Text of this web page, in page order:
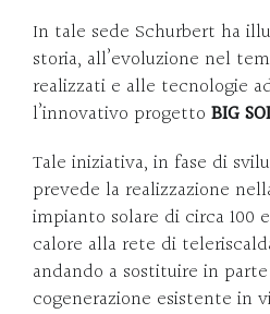
In tale sede Schurbert ha
storia, all’evoluzione nel
realizzati e alle tecnologie
l’innovativo progetto BIG
Tale iniziativa, in fase di
prevede la realizzazione
impianto solare di circa
calore alla rete di
andando a sostituire in
cogenerazione esistente in